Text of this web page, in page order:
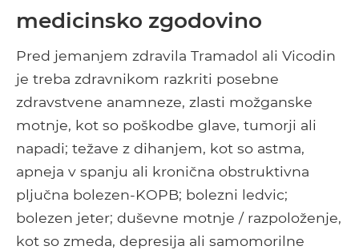
medicinsko zgodovino
Pred jemanjem zdravila Tramadol ali Vicodin
je treba zdravnikom razkriti posebne
zdravstvene anamneze, zlasti možganske
motnje, kot so poškodbe glave, tumorji ali
napadi; težave z dihanjem, kot so astma,
apneja v spanju ali kronična obstruktivna
pljučna bolezen-KOPB; bolezni ledvic;
bolezen jeter; duševne motnje / razpoloženje,
kot so zmeda, depresija ali samomorilne